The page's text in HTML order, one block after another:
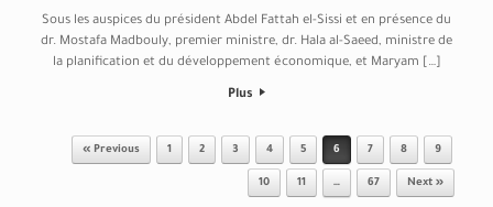
Sous les auspices du président Abdel Fattah el-Sissi et en présence du
dr. Mostafa Madbouly, premier ministre, dr. Hala al-Saeed, ministre de
la planification et du développement économique, et Maryam […]
Plus
Post navigation
« Previous 1 2 3 4 5 6 7 8 9
10 11 … 67 Next »